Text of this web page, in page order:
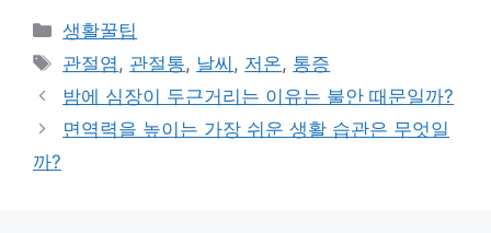
카
테
리
생활꿀팁
태
그
관절염, 관절통, 날씨 , 저온, 통증
밤에 심장이 두근거리는 이유는 불안 때문일까?
면역력을 높이는 가장 쉬운 생활 습관은 무엇일
까?